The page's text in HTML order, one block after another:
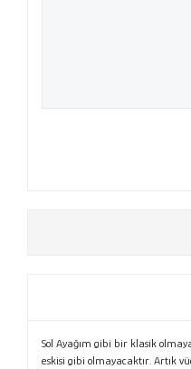
Sol Ayağım gibi bir klasik
eskisi gibi olmayacaktır. Artık